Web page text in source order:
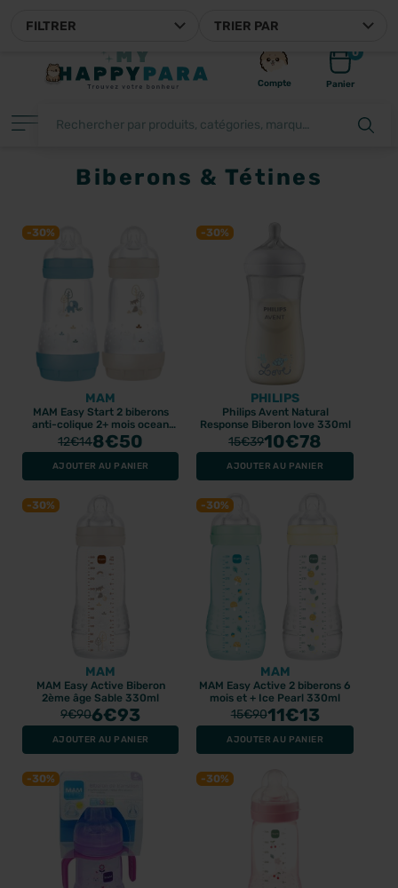
Compte
0
Panier
TRIER PAR
FILTRER
Biberons & Tétines
-30%
MAM
MAM Easy Start 2 biberons
anti-colique 2+ mois ocean
sable 260ml
12€148€50
AJOUTER AU PANIER
-30%
PHILIPS
Philips Avent Natural
Response Biberon love 330ml
15€3910€78
AJOUTER AU PANIER
-30%
MAM
MAM Easy Active Biberon
2ème âge Sable 330ml
9€906€93
AJOUTER AU PANIER
-30%
MAM
MAM Easy Active 2 biberons 6
mois et + Ice Pearl 330ml
15€9011€13
AJOUTER AU PANIER
-30% -30%